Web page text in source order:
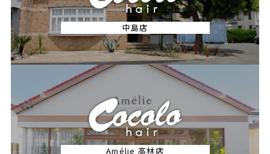
中島店
Amélie 高林店